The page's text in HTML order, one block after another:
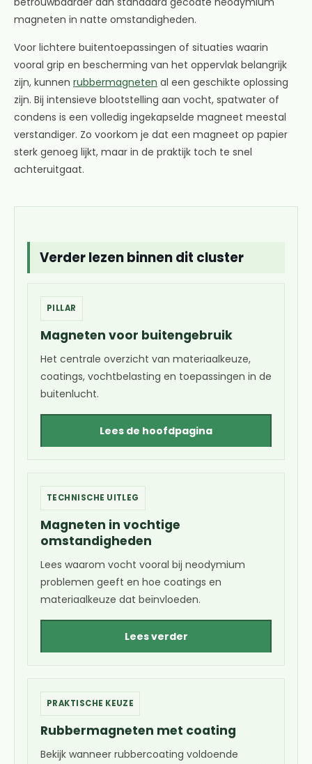
magneten in natte omstandigheden.
Voor lichtere buitentoepassingen of situaties waarin
vooral grip en bescherming van het oppervlak belangrijk
zijn, kunnen rubbermagneten al een geschikte oplossing
zijn. Bij intensieve blootstelling aan vocht, spatwater of
condens is een volledig ingekapselde magneet meestal
verstandiger. Zo voorkom je dat een magneet op papier
sterk genoeg lijkt, maar in de praktijk toch te snel
achteruitgaat.
Verder lezen binnen dit cluster
PILLAR
Magneten voor buitengebruik
Het centrale overzicht van materiaalkeuze,
coatings, vochtbelasting en toepassingen in de
buitenlucht.
Lees de hoofdpagina
TECHNISCHE UITLEG
Magneten in vochtige
omstandigheden
Lees waarom vocht vooral bij neodymium
problemen geeft en hoe coatings en
materiaalkeuze dat beïnvloeden.
Lees verder
PRAKTISCHE KEUZE
Rubbermagneten met coating
Bekijk wanneer rubbercoating voldoende